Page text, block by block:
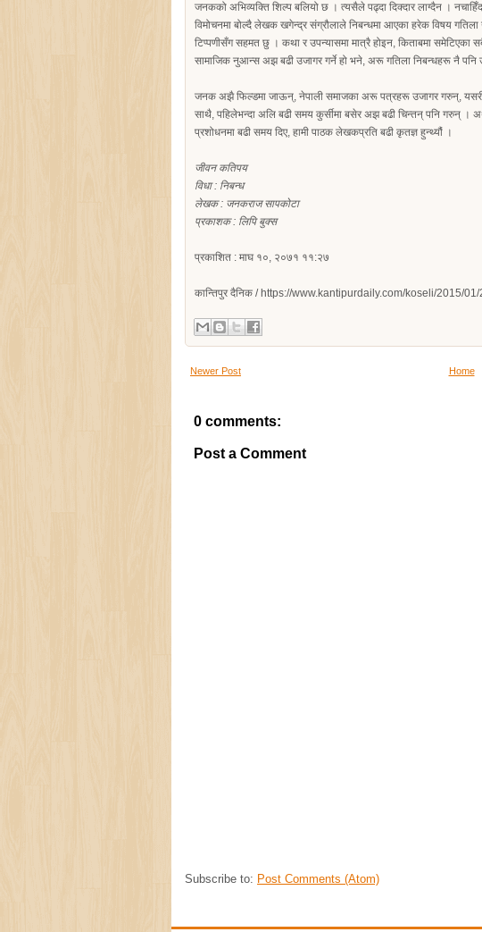
जनकको अभिव्यक्ति शिल्प बलियो छ । त्यसैले पढ्दा दिक्दार लाग्दैन ।
विमोचनमा बोल्दै लेखक खगेन्द्र संग्रौलाले निबन्धमा आएका हरेक विषय
टिप्पणीसँग सहमत छु । कथा र उपन्यासमा मात्रै होइन, किताबमा समेटिएका
सामाजिक नुआन्स अझ बढी उजागर गर्ने हो भने, अरू गतिला निबन्धहरू नै
जनक अझै फिल्डमा जाऊन्, नेपाली समाजका अरू पत्रहरू उजागर गरुन्, यसरी
साथै, पहिलेभन्दा अलि बढी समय कुर्सीमा बसेर अझ बढी चिन्तन् पनि गरुन् ।
प्रशोधनमा बढी समय दिए, हामी पाठक लेखकप्रति बढी कृतज्ञ हुन्थ्यौं ।
जीवन कतिपय
विधा : निबन्ध
लेखक : जनकराज सापकोटा
प्रकाशक : लिपि बुक्स
प्रकाशित : माघ १०, २०७१ ११:२७
कान्तिपुर दैनिक / https://www.kantipurdaily.com/koseli/2015/
Newer Post Home
0 comments:
Post a Comment
Subscribe to: Post Comments (Atom)